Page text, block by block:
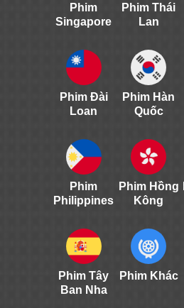
Phim
Singapore
Phim Thái
Lan
Phim Đài
Loan
Phim Hàn
Quốc
Phim
Philippines
Phim Hồng
Kông
Phim Tây
Ban Nha
Phim Khác